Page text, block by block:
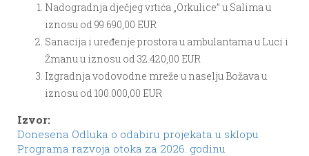
Nadogradnja dječjeg vrtića „Orkulice” u Salima u
iznosu od 99.690,00 EUR
Sanacija i uređenje prostora u ambulantama u Luci i
Žmanu u iznosu od 32.420,00 EUR
Izgradnja vodovodne mreže u naselju Božava u
iznosu od 100.000,00 EUR
Izvor:
Donesena Odluka o odabiru projekata u sklopu
Programa razvoja otoka za 2026. godinu